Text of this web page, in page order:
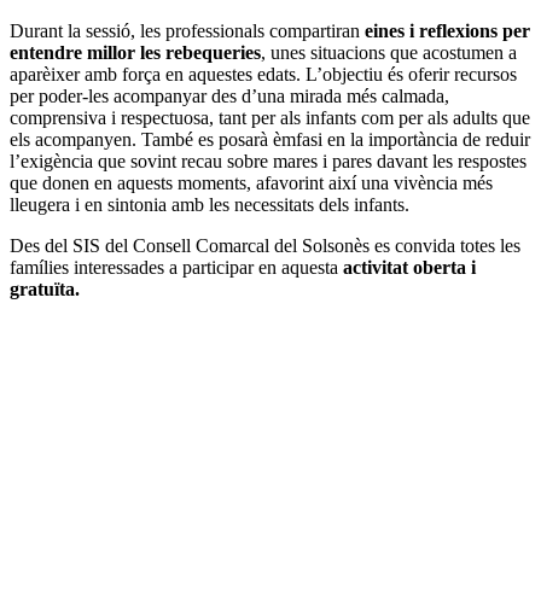
Durant la sessió, les professionals compartiran eines i reflexions per
entendre millor les rebequeries, unes situacions que acostumen a
aparèixer amb força en aquestes edats. L’objectiu és oferir recursos
per poder-les acompanyar des d’una mirada més calmada,
comprensiva i respectuosa, tant per als infants com per als adults que
els acompanyen. També es posarà èmfasi en la importància de reduir
l’exigència que sovint recau sobre mares i pares davant les respostes
que donen en aquests moments, afavorint així una vivència més
lleugera i en sintonia amb les necessitats dels infants.
Des del SIS del Consell Comarcal del Solsonès es convida totes les
famílies interessades a participar en aquesta activitat oberta i
gratuïta.